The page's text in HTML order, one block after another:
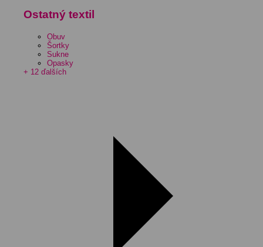
Ostatný textil
Obuv
Šortky
Sukne
Opasky
+ 12 ďalších